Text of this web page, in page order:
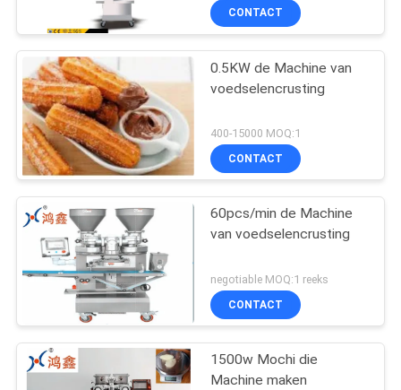
CONTACT
0.5KW de Machine van
voedselencrusting
400-15000 MOQ:1
CONTACT
60pcs/min de Machine
van voedselencrusting
negotiable MOQ:1 reeks
CONTACT
1500w Mochi die
Machine maken